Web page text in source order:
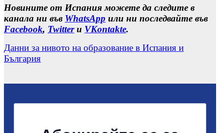
Новините от Испания можете да следите в
канала ни във WhatsApp или ни последвайте във
Facebook, Twitterи VKontakte.
Данни за нивото на образование в Испания и
България